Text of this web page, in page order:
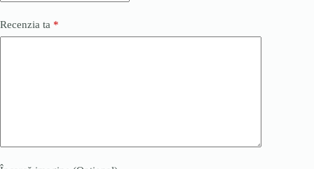
Recenzia ta *